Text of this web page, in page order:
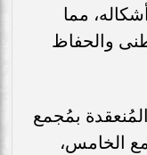
‏مما
‏والحفاظ
بمُجمع
‏‏الخامس،